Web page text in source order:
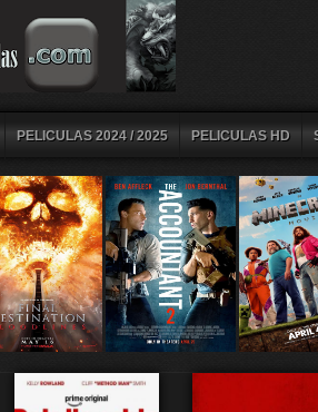
PELICULAS 2024 / 2025 PELICULAS HD